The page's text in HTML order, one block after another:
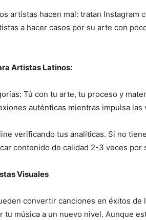
artistas hacen mal: tratan
a hacer casos por su arte con
Artistas Latinos:
Tú con tu arte, tu proceso y
auténticas mientras impulsa las
verificando tus analíticas. Si no
contenido de calidad 2-3 veces
Visuales
convertir canciones en éxitos
música a un nuevo nivel. Aunque